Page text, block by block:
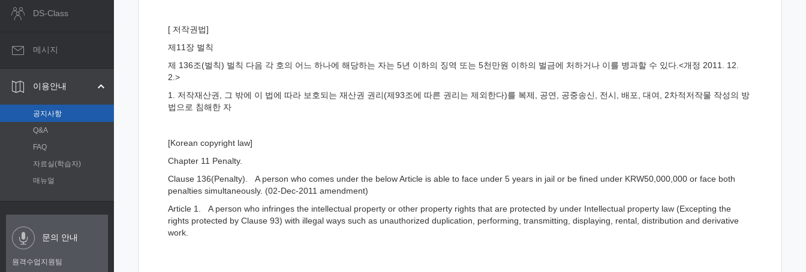
DS-Class
메시지
이용안내
공지사항
Q&A
FAQ
자료실(학습자)
매뉴얼
문의 안내
원격수업지원팀
[ 저작권법]
제11장 벌칙
제 136조(벌칙) 벌칙 다음 각 호의 어느 하나에 해당하는 자는 5년 이하의 징역 또는 5천만원 이하의 벌금에 처하거나 이를 병과할 수 있다.<개정 2011. 12.
2.>
1. 저작재산권, 그 밖에 이 법에 따라 보호되는 재산권 권리(제93조에 따른 권리는 제외한다)를 복제, 공연, 공중송신, 전시, 배포, 대여, 2차적저작물 작성의 방
법으로 침해한 자
[Korean copyright law]
Chapter 11 Penalty.
Clause 136(Penalty). A person who comes under the below Article is able to face under 5 years in jail or be fined under KRW50,000,000 or face both
penalties simultaneously. (02-Dec-2011 amendment)
Article 1. A person who infringes the intellectual property or other property rights that are protected by under Intellectual property law (Excepting the
rights protected by Clause 93) with illegal ways such as unauthorized duplication, performing, transmitting, displaying, rental, distribution and derivative
work.